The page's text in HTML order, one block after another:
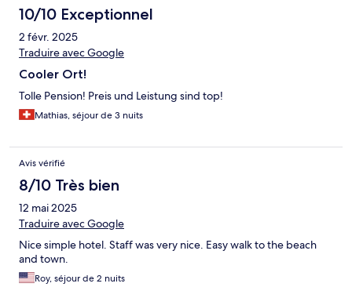
10/10 Exceptionnel
2 févr. 2025
Traduire avec Google
Cooler Ort!
Tolle Pension! Preis und Leistung sind top!
Mathias, séjour de 3 nuits
Avis vérifié
8/10 Très bien
12 mai 2025
Traduire avec Google
Nice simple hotel. Staff was very nice. Easy walk to the beach
and town.
Roy, séjour de 2 nuits